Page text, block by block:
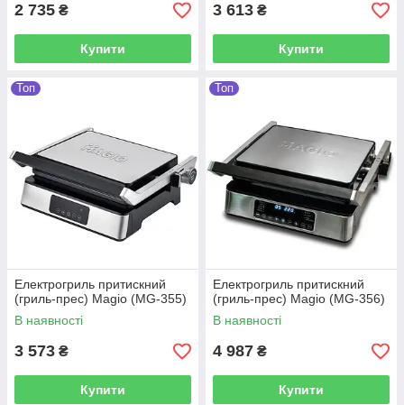
2 735 ₴
Купити
3 613 ₴
Купити
Топ
Електрогриль притискний
(гриль-прес) Magio (МG-355)
В наявності
3 573 ₴
Купити
Топ
Електрогриль притискний
(гриль-прес) Magio (МG-356)
В наявності
4 987 ₴
Купити